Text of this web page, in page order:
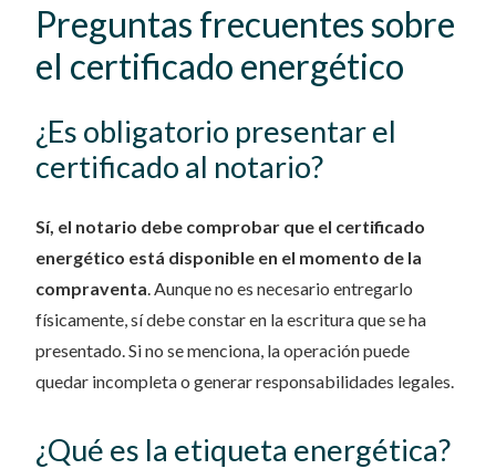
Preguntas frecuentes sobre
el certificado energético
¿Es obligatorio presentar el
certificado al notario?
Sí, el notario debe comprobar que el certificado
energético está disponible en el momento de la
compraventa . Aunque no es necesario entregarlo
físicamente, sí debe constar en la escritura que se ha
presentado. Si no se menciona, la operación puede
quedar incompleta o generar responsabilidades legales.
¿Qué es la etiqueta energética?